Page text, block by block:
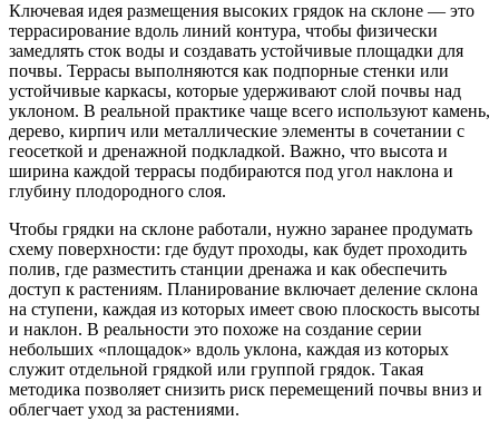
Ключевая идея размещения высоких грядок на склоне — это
террасирование вдоль линий контура, чтобы физически
замедлять сток воды и создавать устойчивые площадки для
почвы. Террасы выполняются как подпорные стенки или
устойчивые каркасы, которые удерживают слой почвы над
уклоном. В реальной практике чаще всего используют камень,
дерево, кирпич или металлические элементы в сочетании с
геосеткой и дренажной подкладкой. Важно, что высота и
ширина каждой террасы подбираются под угол наклона и
глубину плодородного слоя.
Чтобы грядки на склоне работали, нужно заранее продумать
схему поверхности: где будут проходы, как будет проходить
полив, где разместить станции дренажа и как обеспечить
доступ к растениям. Планирование включает деление склона
на ступени, каждая из которых имеет свою плоскость высоты
и наклон. В реальности это похоже на создание серии
небольших «площадок» вдоль уклона, каждая из которых
служит отдельной грядкой или группой грядок. Такая
методика позволяет снизить риск перемещений почвы вниз и
облегчает уход за растениями.